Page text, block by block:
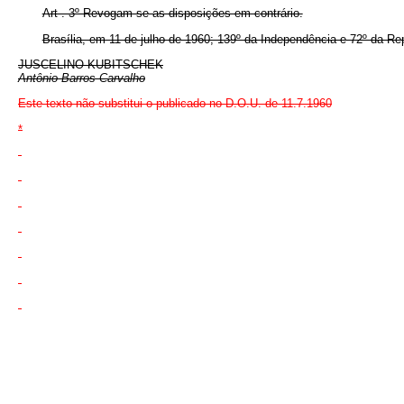
Art . 3º Revogam-se as disposições em contrário.
Brasília, em 11 de julho de 1960; 139º da Independência e 72º da
JUSCELINO KUBITSCHEK
Antônio Barros Carvalho
Este texto não substitui o publicado no D.O.U. de11.7.1960
*